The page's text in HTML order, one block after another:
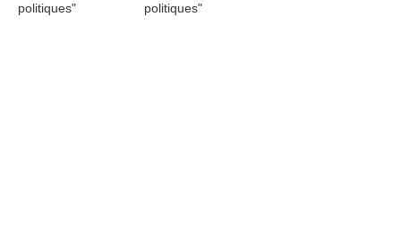
politiques"
politiques"